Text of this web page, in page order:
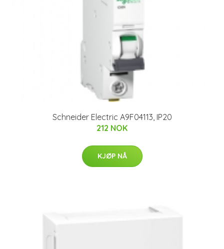
Schneider Electric A9F04113, IP20
212 NOK
KJØP NÅ